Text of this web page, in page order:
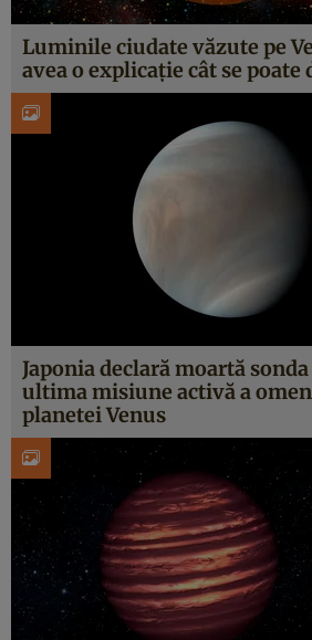
Luminile ciudate văzute pe
avea o explicație cât se poate
Japonia declară moartă
ultima misiune activă a
planetei Venus